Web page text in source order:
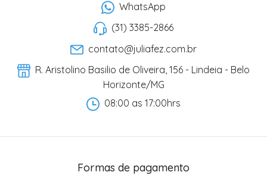
WhatsApp
(31) 3385-2866
contato@juliafez.com.br
R. Aristolino Basilio de Oliveira, 156 - Lindeia - Belo
Horizonte/MG
08:00 as 17:00hrs
Formas de pagamento